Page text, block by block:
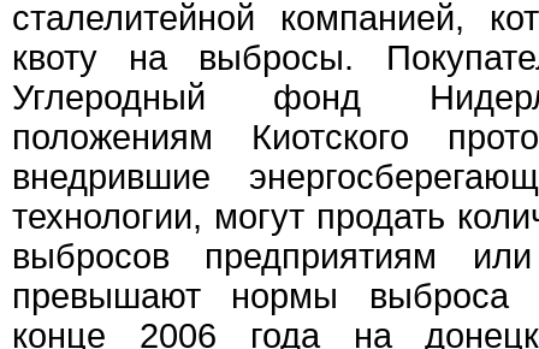
сталелитейной компанией,
квоту на выбросы.
Углеродный фонд
положениям Киотского
внедрившие
технологии, могут продать
выбросов предприятиям
превышают нормы выброса
конце 2006 года на